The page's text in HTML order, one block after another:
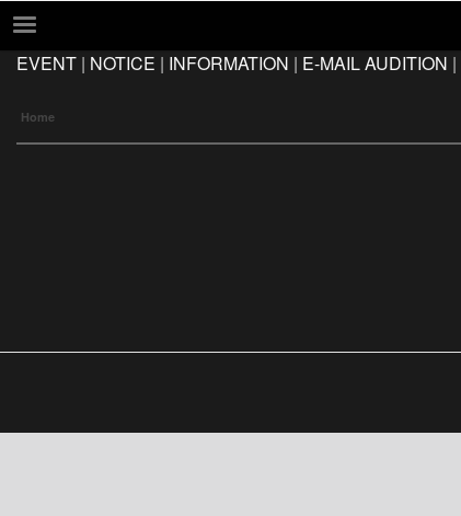
EVENT
NOTICE
LOCATION
EVENT | NOTICE | INFORMATION | E-MAIL AUDITION |
Home